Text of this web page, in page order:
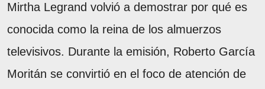
Mirtha Legrand volvió a demostrar por qué es
conocida como la reina de los almuerzos
televisivos. Durante la emisión, Roberto García
Moritán se convirtió en el foco de atención de